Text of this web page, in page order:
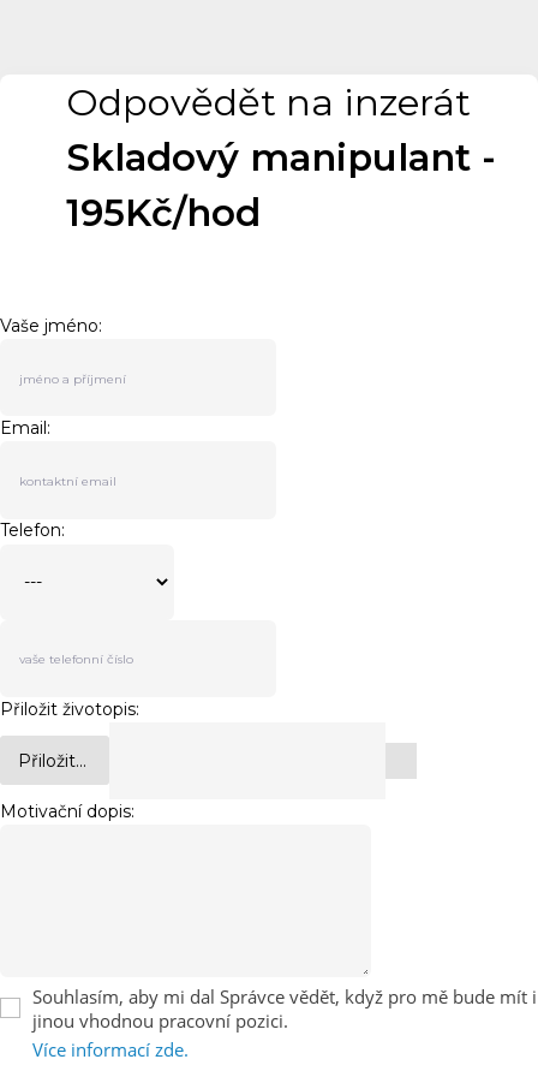
Odpovědět na inzerát
Skladový manipulant -
195Kč/hod
Vaše jméno:
Email:
Telefon:
Přiložit životopis:
Přiložit...
Motivační dopis:
Souhlasím, aby mi dal Správce vědět, když pro mě bude mít i
jinou vhodnou pracovní pozici.
Více informací zde.